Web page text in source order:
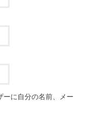
ーに自分の名前、メー